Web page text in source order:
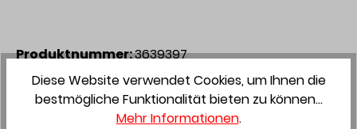
Produktnummer:3639397
Preis auf Anfrage
Preise exkl. MwSt. zzgl. Versandkosten
Diese Website verwendet Cookies, um Ihnen die
bestmögliche Funktionalität bieten zu können...
Mehr Informationen.